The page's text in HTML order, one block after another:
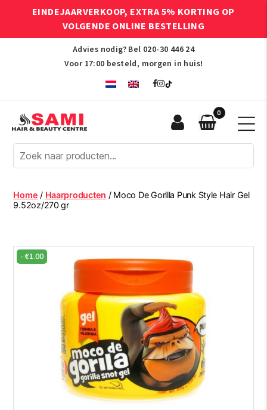
EINDEJAARVERKOOP, EXTRA 5% KORTING OP
VOLGENDE ONLINE BESTELLING
Advies nodig? Bel 020-30 446 24
Voor 17:00 besteld, morgen in huis!
Afro
Hair
Beauty
Centre
0
Home / Haarproducten / Moco De Gorilla Punk Style Hair Gel
9.52oz/270 gr
-€1.00